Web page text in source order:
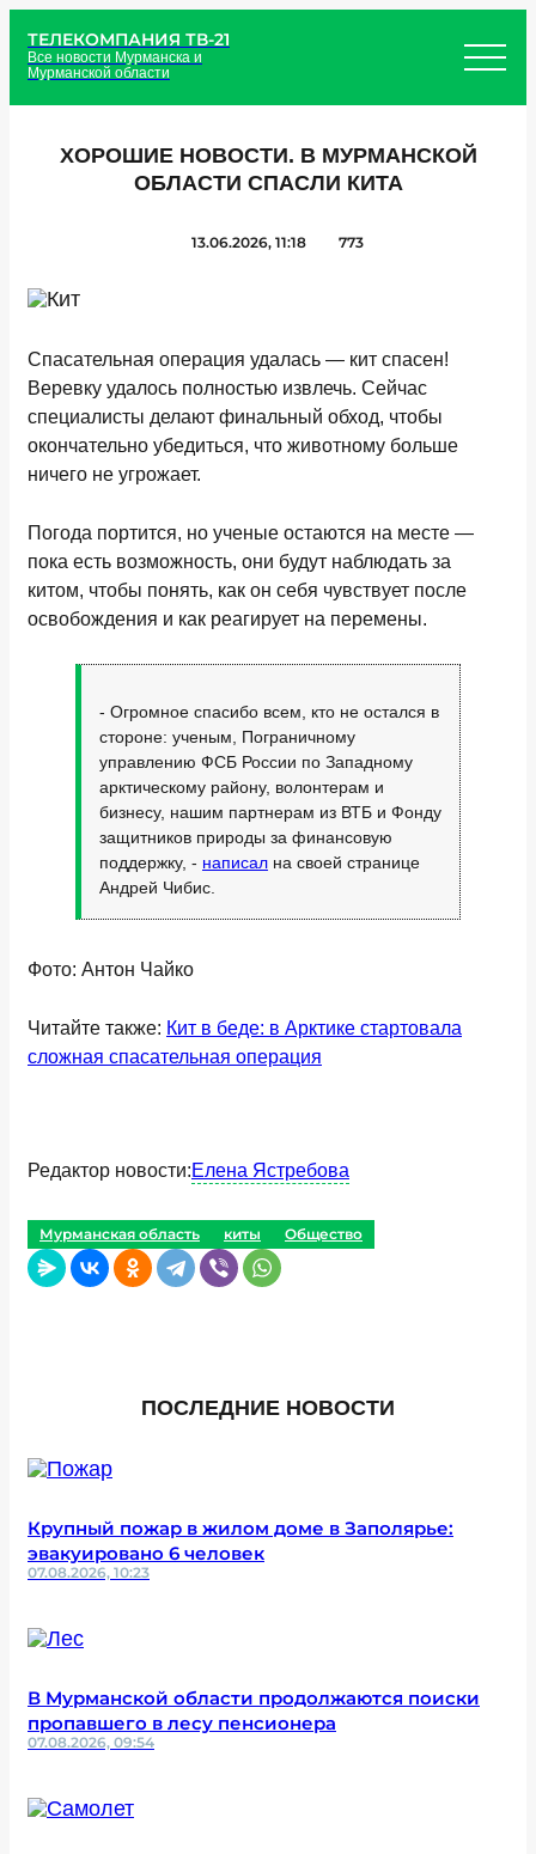
ТЕЛЕКОМПАНИЯ ТВ-21
Все новости Мурманска и
Мурманской области
ХОРОШИЕ НОВОСТИ. В МУРМАНСКОЙ
ОБЛАСТИ СПАСЛИ КИТА
13.06.2026, 11:18 773
Спасательная операция удалась — кит спасен!
Веревку удалось полностью извлечь. Сейчас
специалисты делают финальный обход, чтобы
окончательно убедиться, что животному больше
ничего не угрожает.
Погода портится, но ученые остаются на месте —
пока есть возможность, они будут наблюдать за
китом, чтобы понять, как он себя чувствует после
освобождения и как реагирует на перемены.
- Огромное спасибо всем, кто не остался в
стороне: ученым, Пограничному
управлению ФСБ России по Западному
арктическому району, волонтерам и
бизнесу, нашим партнерам из ВТБ и Фонду
защитников природы за финансовую
поддержку, - написал на своей странице
Андрей Чибис.
Фото: Антон Чайко
Читайте также: Кит в беде: в Арктике стартовала
сложная спасательная операция
Редактор новости:Елена Ястребова
Мурманская область киты Общество
ПОСЛЕДНИЕ НОВОСТИ
Крупный пожар в жилом доме в Заполярье:
эвакуировано 6 человек
07.08.2026, 10:23
В Мурманской области продолжаются поиски
пропавшего в лесу пенсионера
07.08.2026, 09:54